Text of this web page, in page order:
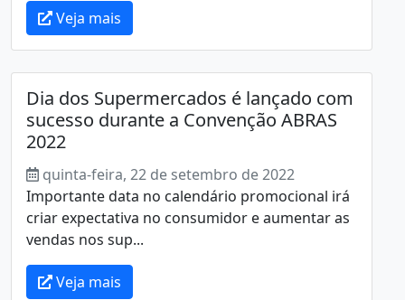
Veja mais
Dia dos Supermercados é lançado com
sucesso durante a Convenção ABRAS
2022
quinta-feira, 22 de setembro de 2022
Importante data no calendário promocional irá
criar expectativa no consumidor e aumentar as
vendas nos sup...
Veja mais